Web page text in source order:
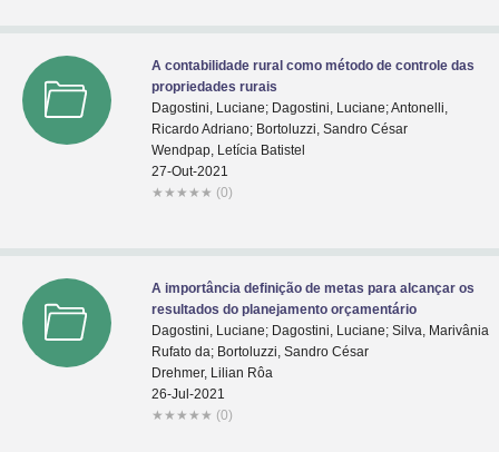
A contabilidade rural como método de controle das
propriedades rurais
Dagostini, Luciane; Dagostini, Luciane; Antonelli,
Ricardo Adriano; Bortoluzzi, Sandro César
Wendpap, Letícia Batistel
27-Out-2021
★ ★ ★ ★ ★ (0)
A importância definição de metas para alcançar os
resultados do planejamento orçamentário
Dagostini, Luciane; Dagostini, Luciane; Silva, Marivânia
Rufato da; Bortoluzzi, Sandro César
Drehmer, Lilian Rôa
26-Jul-2021
★ ★ ★ ★ ★ (0)